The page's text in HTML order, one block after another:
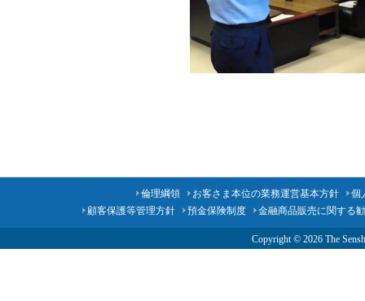
倫理綱領 お客さま本位の業務運営基本方針
個
顧客保護等管理方針
預金保険制度 金融商品販売に関する
Copyright © 2026 The